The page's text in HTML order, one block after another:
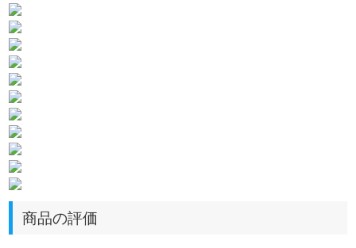
商品の評価